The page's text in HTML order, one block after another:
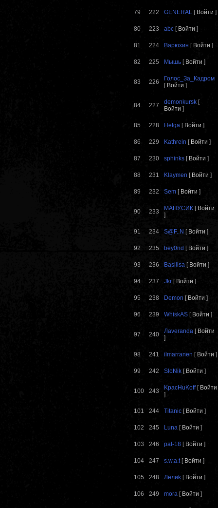
79 222 GENERAL [ Войти ]
80 223 abc [ Войти ]
81 224 Варюхин [ Войти ]
82 225 Мышь [ Войти ]
83 226
Голос_За_Кадром
[ Войти ]
84 227 demonkursk [
Войти ]
85 228 Helga [ Войти ]
86 229 Kathrein [ Войти ]
87 230 sphinks [ Войти ]
88 231 Klaymen [ Войти ]
89 232 Sem [ Войти ]
90 233 МАПУСИК [ Войти
]
91 234 S@F..N [ Войти ]
92 235 bey0nd [ Войти ]
93 236 Basilisa [ Войти ]
94 237 Jkr [ Войти ]
95 238 Demon [ Войти ]
96 239 WhiskAS [ Войти ]
97 240 Лaveranda [ Войти
]
98 241 ilmarranen [ Войти ]
99 242 SloNik [ Войти ]
100 243 KpacHuKoff[ Войти
]
101 244 Titanic [ Войти ]
102 245 Luna [ Войти ]
103 246 pal-18 [ Войти ]
104 247 s.w.a.t[ Войти ]
105 248 Лёлиk [ Войти ]
106 249 mora [ Войти ]